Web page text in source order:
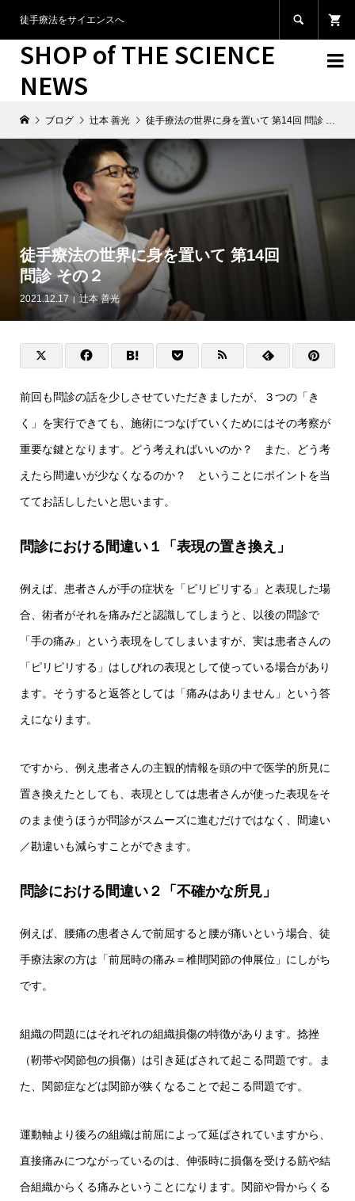
徒手療法をサイエンスへ 
SHOP of THE SCIENCE
NEWS

ブログ 辻本 善光 徒手療法の世界に身を置いて 第14回 問診 その２
徒手療法の世界に身を置いて 第14回
問診 その２
2021.12.17 辻本 善光
前回も問診の話を少しさせていただきましたが、３つの「き
く」を実行できても、施術につなげていくためにはその考察が
重要な鍵となります。どう考えればいいのか？ また、どう考
えたら間違いが少なくなるのか？ ということにポイントを当
ててお話ししたいと思います。
問診における間違い１「表現の置き換え」
例えば、患者さんが手の症状を「ピリピリする」と表現した場
合、術者がそれを痛みだと認識してしまうと、以後の問診で
「手の痛み」という表現をしてしまいますが、実は患者さんの
「ピリピリする」はしびれの表現として使っている場合があり
ます。そうすると返答としては「痛みはありません」という答
えになります。
ですから、例え患者さんの主観的情報を頭の中で医学的所見に
置き換えたとしても、表現としては患者さんが使った表現をそ
のまま使うほうが問診がスムーズに進むだけではなく、間違い
／勘違いも減らすことができます。
問診における間違い２「不確かな所見」
例えば、腰痛の患者さんで前屈すると腰が痛いという場合、徒
手療法家の方は「前屈時の痛み＝椎間関節の伸展位」にしがち
です。
組織の問題にはそれぞれの組織損傷の特徴があります。捻挫
（靭帯や関節包の損傷）は引き延ばされて起こる問題です。ま
た、関節症などは関節が狭くなることで起こる問題です。
運動軸より後ろの組織は前屈によって延ばされていますから、
直接痛みにつながっているのは、伸張時に損傷を受ける筋や結
合組織からくる痛みということになります。関節や骨からくる